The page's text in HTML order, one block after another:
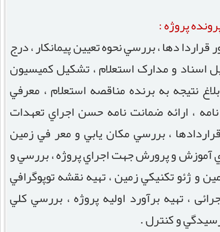
پروژه :
قراردا دها ، بررسي نحوه تعيين پيمانکار ، درج
اسناد و مدارک استعلام ، تشکيل کميسيون
نتيجه به برنده مناقصه استعلام ، معرفي
، اراﺋﻪ ضمانت نامه حسن اجراي تعهدات
، بررسي مکان يابي و معر في زمين
آموزش و پرورش جهت اجراي پروژه ، بررسي و
و ژﺋو تکنيکي زمين ، تهيه نقشه توپوگرافي
، تهيه برآورد اوليه پروژه ، بررسي کلي
و کنترل .